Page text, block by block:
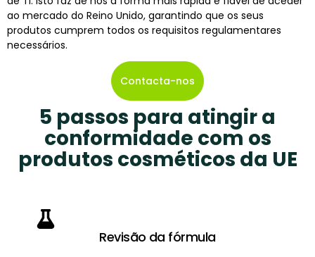
ao mercado do Reino Unido, garantindo que os seus
produtos cumprem todos os requisitos regulamentares
necessários.
Contacta-nos
5 passos para atingir a
conformidade com os
produtos cosméticos da UE
Revisão da fórmula